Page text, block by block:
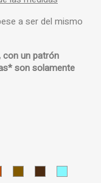
a ser del mismo
con unpatrón
son solamente